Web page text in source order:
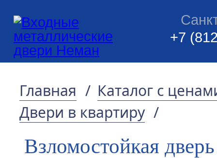
+7
Главная / Каталог с
Двери в квартиру /
Взломостойкая